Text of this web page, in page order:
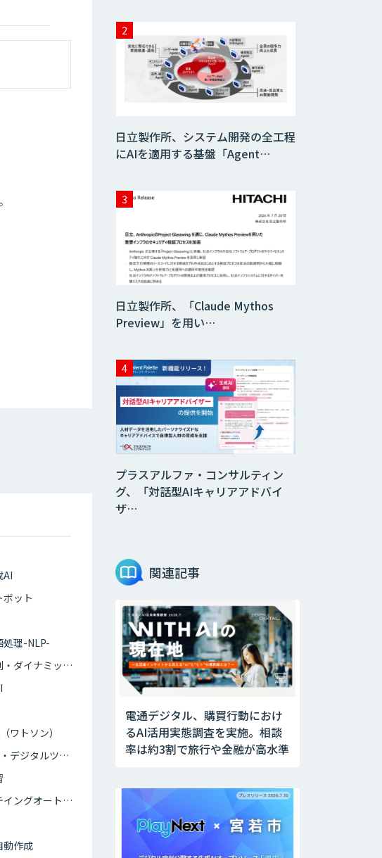
AI
ボット
処理-NLP-
需要予測・ダイナミックプライシング
ワトソン）
AR・VR・デジタルツイン
マーケテイングオートメーション・MAツール
動作成
日立製作所、システム開発の全工程
にAIを適用する基盤「Agent…
日立製作所、「Claude Mythos
Preview」を用い…
プラスアルファ・コンサルティン
グ、「対話型AIキャリアアドバイ
ザ…
関連記事
電通デジタル、購買行動におけ
るAI活用実態調査を実施。相談
率は約3割で旅行や金融が高水準